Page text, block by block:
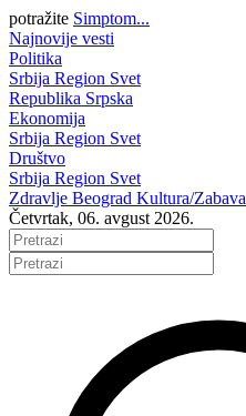
potražite Simptom...
Najnovije vesti
Politika
Srbija Region Svet
Republika Srpska
Ekonomija
Srbija Region Svet
Društvo
Srbija Region Svet
Zdravlje Beograd Kultura/Zabava
Četvrtak, 06. avgust 2026.